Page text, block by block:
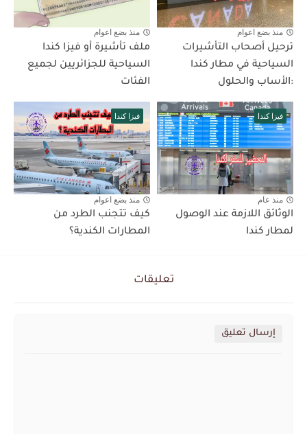
منذ بضع اعوام
ترحيل أصحاب التأشيرات
السياحية في مطار كندا
:الأساب والحلول
منذ بضع اعوام
ملف تأشيرة أو فيزا كندا
السياحية للجزائريين لجميع
الفئات
فيزا كندا
منذ عام
الوثائق اللازمة عند الوصول
لمطار كندا
فيزا كندا
منذ بضع اعوام
كيف تتجنب الطرد من
المطارات الكندية؟
تعليقات
إرسال تعليق